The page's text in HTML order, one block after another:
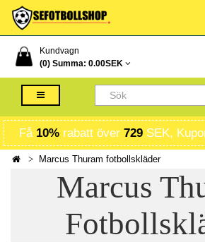
Kundvagn
(0) Summa: 0.00SEK
Få 10% rabatt över 729 SEK,
Marcus Thuram fotbollskläder
Marcus